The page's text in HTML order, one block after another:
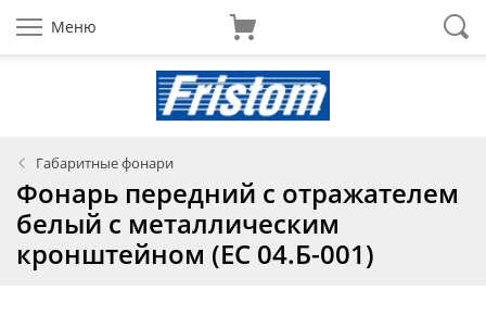
Меню
Габаритные фонари
Фонарь передний с отражателем
белый с металлическим
кронштейном (ЕС 04.Б-001)